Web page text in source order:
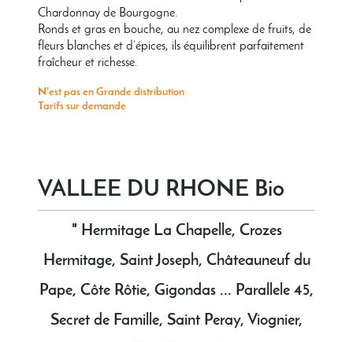
Chardonnay de Bourgogne.
Ronds et gras en bouche, au nez complexe de fruits, de
fleurs blanches et d’épices, ils équilibrent parfaitement
fraîcheur et richesse.
N'est pas en Grande distribution
Tarifs sur demande
VALLEE DU RHONE Bio
" Hermitage La Chapelle, Crozes
Hermitage, Saint Joseph, Châteauneuf du
Pape, Côte Rôtie, Gigondas ... Parallele 45,
Secret de Famille, Saint Peray, Viognier,